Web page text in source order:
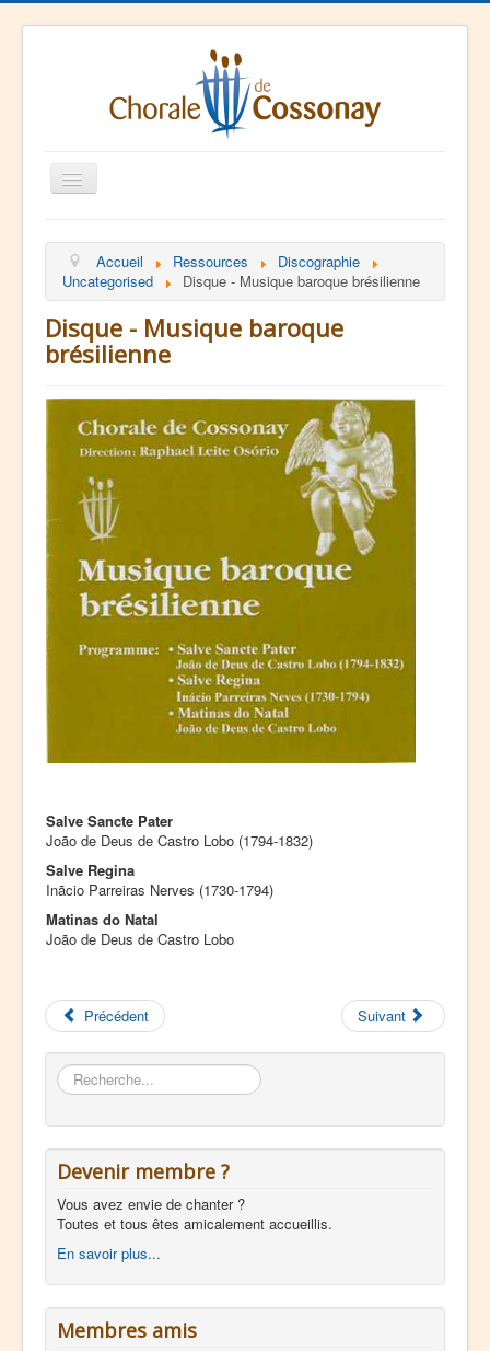
Basculer
la
Agenda
Ressources
Contact
Accueil Ressources
Discographie
Uncategorised
Disque - Musique baroque brésilienne
Disque - Musique baroque
brésilienne
Salve Sancte Pater
João de Deus de Castro Lobo (1794-1832)
Salve Regina
Inãcio Parreiras Nerves (1730-1794)
Matinas do Natal
João de Deus de Castro Lobo
Précédent Suivant
Rechercher
Devenir membre ?
Vous avez envie de chanter ?
Toutes et tous êtes amicalement accueillis.
En savoir plus...
Membres amis